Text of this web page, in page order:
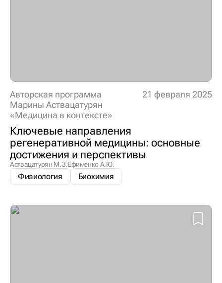
Авторская программа
Марины Аствацатурян
«Медицина в контексте»
21 февраля 2025
Ключевые направления
регенеративной медицины: основные
достижения и перспективы
Аствацатурян М.З.Ефименко А.Ю.
Физиология Биохимия